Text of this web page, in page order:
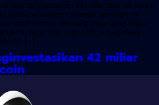
menginvestasikan 42 miliar dolar ke dalam
posisi perusahaan sebagai pemimpin di
komitmennya terhadap mata uang kripto.
ini dan apa artinya bagi masa
[…]
42 miliar